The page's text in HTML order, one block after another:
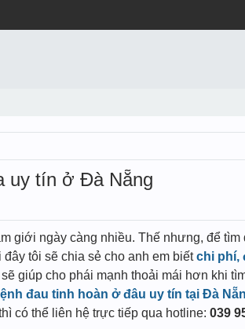
uy tín ở Đà Nẵng
giới ngày càng nhiều. Thế nhưng, để
tôi sẽ chia sẻ cho anh em biếtchi phí,
giúp cho phái mạnh thoải mái hơn khi
đau tinh hoàn ở đâu uy tín tại Đà
có thể liên hệ trực tiếp qua hotline: 039